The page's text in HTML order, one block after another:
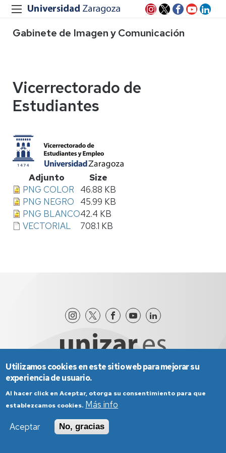
Gabinete de Imagen y Comunicación
Vicerrectorado de
Estudiantes
Adjunto
Size
PNG COLOR
46.88 KB
PNG NEGRO
45.99 KB
PNG BLANCO42.4 KB
VECTORIAL
708.1 KB
Aviso Legal
Condiciones generales de uso
Política de Privacidad
Política de Cookies
Utilizamos cookies en este sitio web para mejorar su
experiencia de usuario.
Al hacer click en Aceptar, otorga su consentimiento para que
establezcamos cookies. Más info
Aceptar
No, gracias